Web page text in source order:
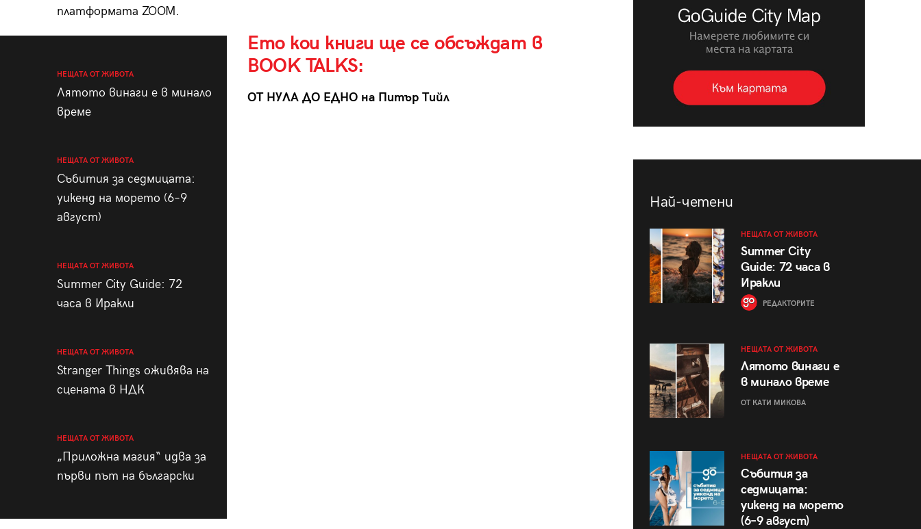
платформата ZOOM.
НЕЩАТА ОТ ЖИВОТА
Лятото винаги е в минало
време
НЕЩАТА ОТ ЖИВОТА
Събития за седмицата:
уикенд на морето (6–9
август)
НЕЩАТА ОТ ЖИВОТА
Summer City Guide: 72
часа в Иракли
НЕЩАТА ОТ ЖИВОТА
Stranger Things оживява на
сцената в НДК
НЕЩАТА ОТ ЖИВОТА
„Приложна магия“ идва за
първи път на български
Ето кои книги ще се обсъждат в
BOOK TALKS:
ОТ НУЛА ДО ЕДНО на Питър Тийл
Най-четени
НЕЩАТА ОТ ЖИВОТА
Summer City
Guide: 72 часа в
Иракли
РЕДАКТОРИТЕ
НЕЩАТА ОТ ЖИВОТА
Лятото винаги е
в минало време
ОТ КАТИ МИКОВА
НЕЩАТА ОТ ЖИВОТА
Събития за
седмицата:
уикенд на морето
(6–9 август)